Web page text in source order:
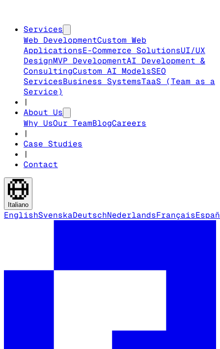
Services
Web DevelopmentCustom Web
ApplicationsE-Commerce SolutionsUI/UX
DesignMVP DevelopmentAI Development &
ConsultingCustom AI ModelsSEO
ServicesBusiness SystemsTaaS (Team as a
Service)
|
About Us
Why UsOur TeamBlogCareers
|
Case Studies
|
Contact
Italiano
EnglishSvenskaDeutschNederlandsFrançais